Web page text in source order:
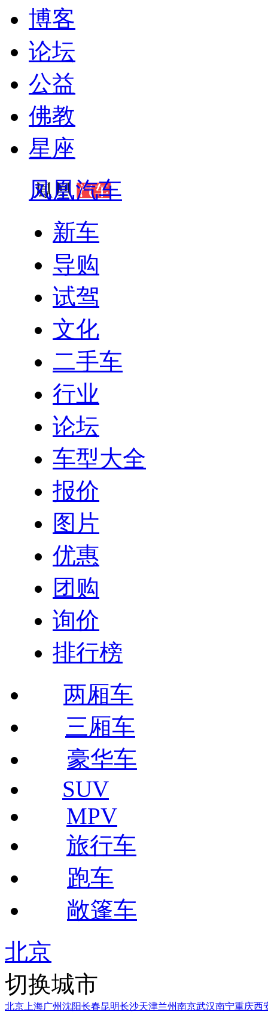
博客
论坛
公益
佛教
星座
凤凰汽车
新车
导购
试驾
文化
二手车
行业
论坛
车型大全
报价
图片
优惠
团购
询价
排行榜
两厢车
三厢车
豪华车
SUV
MPV
旅行车
跑车
敞篷车
北京
切换城市
北京 上海广州沈阳长春昆明长沙天津兰州南京武汉南宁重庆西